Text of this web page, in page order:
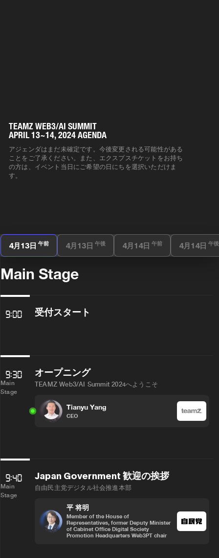
TEAMZ WEB3/AI SUMMIT
APRIL 13~14, 2024 AGENDA
アジェンダはまだ未確定です。今後変更される可能性がある
ことをご了承ください。また、エクスプスチケットをお持ち
の方は、イベント当日にご希望の日にちを選択いただけま
す。
4月13日 午前 4月13日 午後 4月14日 午前 4月14日 午後
Main Stage
9:00 受付スタート
9:30
Main
Stage
オープニング
TEAMZ Web3/AI Summit 2024へようこそ
Tianyu Yang
CEO
9:40
Main
Stage
Japan Government 歓迎の挨拶
自由民主党デジタル社会推進本部
平 将明
Member of the House of
Representatives, former Deputy Minister
of Cabinet Office Digital Society
Promotion Headquarters Web3PT chair